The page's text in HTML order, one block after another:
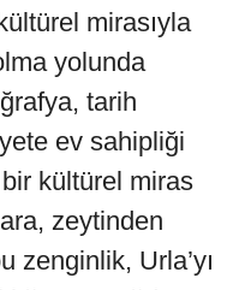
mirasıyla
yolunda
tarih
ev sahipliği
kültürel miras
zeytinden
zenginlik, Urla’yı